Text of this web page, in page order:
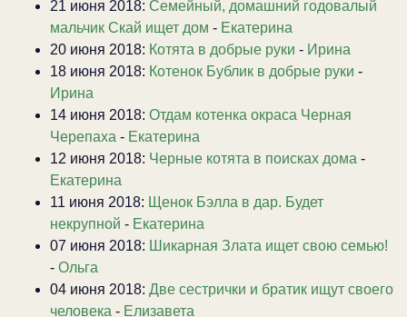
21 июня 2018: Семейный, домашний годовалый
мальчик Скай ищет дом - Екатерина
20 июня 2018: Котята в добрые руки - Ирина
18 июня 2018: Котенок Бублик в добрые руки -
Ирина
14 июня 2018: Отдам котенка окраса Черная
Черепаха - Екатерина
12 июня 2018: Черные котята в поисках дома -
Екатерина
11 июня 2018: Щенок Бэлла в дар. Будет
некрупной - Екатерина
07 июня 2018: Шикарная Злата ищет свою семью!
- Ольга
04 июня 2018: Две сестрички и братик ищут своего
человека - Елизавета